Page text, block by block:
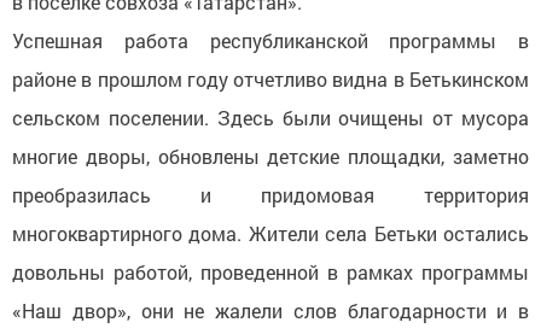
Успешная работа республиканской программы в
районе в прошлом году отчетливо видна в Бетькинском
сельском поселении. Здесь были очищены от мусора
многие дворы, обновлены детские площадки, заметно
преобразилась и придомовая территория
многоквартирного дома. Жители села Бетьки остались
довольны работой, проведенной в рамках программы
«Наш двор», они не жалели слов благодарности и в